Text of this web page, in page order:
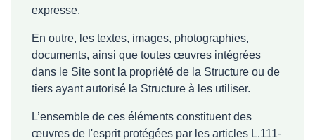
expresse.
En outre, les textes, images, photographies,
documents, ainsi que toutes œuvres intégrées
dans le Site sont la propriété de la Structure ou de
tiers ayant autorisé la Structure à les utiliser.
L’ensemble de ces éléments constituent des
œuvres de l'esprit protégées par les articles L.111-